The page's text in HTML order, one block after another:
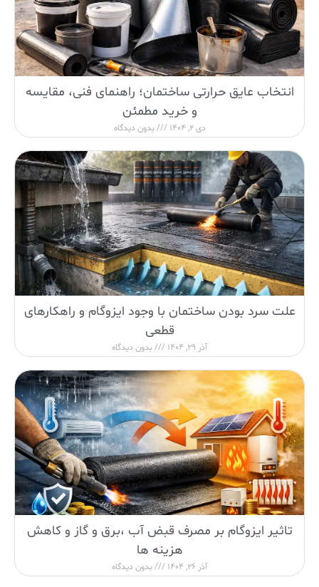
انتخاب عایق حرارتی ساختمان؛ راهنمای فنی، مقایسه
و خرید مطمئن
دی 2, 1404 بدون دیدگاه
علت سرد بودن ساختمان با وجود ایزوگام و راهکارهای
قطعی
آذر 29, 1404 بدون دیدگاه
تاثیر ایزوگام بر مصرف قبض آب ،برق و گاز و کاهش
هزینه ها
آذر 26, 1404 بدون دیدگاه